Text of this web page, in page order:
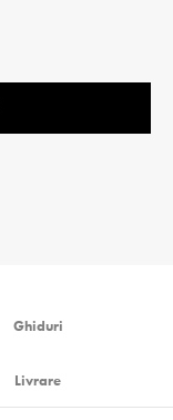
Ghiduri
Livrare